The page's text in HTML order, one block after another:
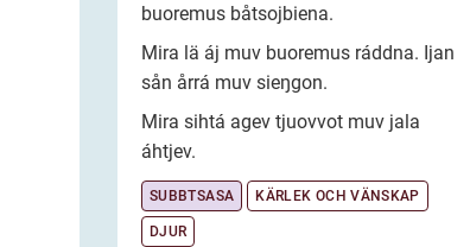
buoremus båtsojbiena.
Mira lä áj muv buoremus ráddna. Ijan
sån årrá muv sieŋgon.
Mira sihtá agev tjuovvot muv jala
áhtjev.
SUBBTSASA KÄRLEK OCH VÄNSKAP
DJUR